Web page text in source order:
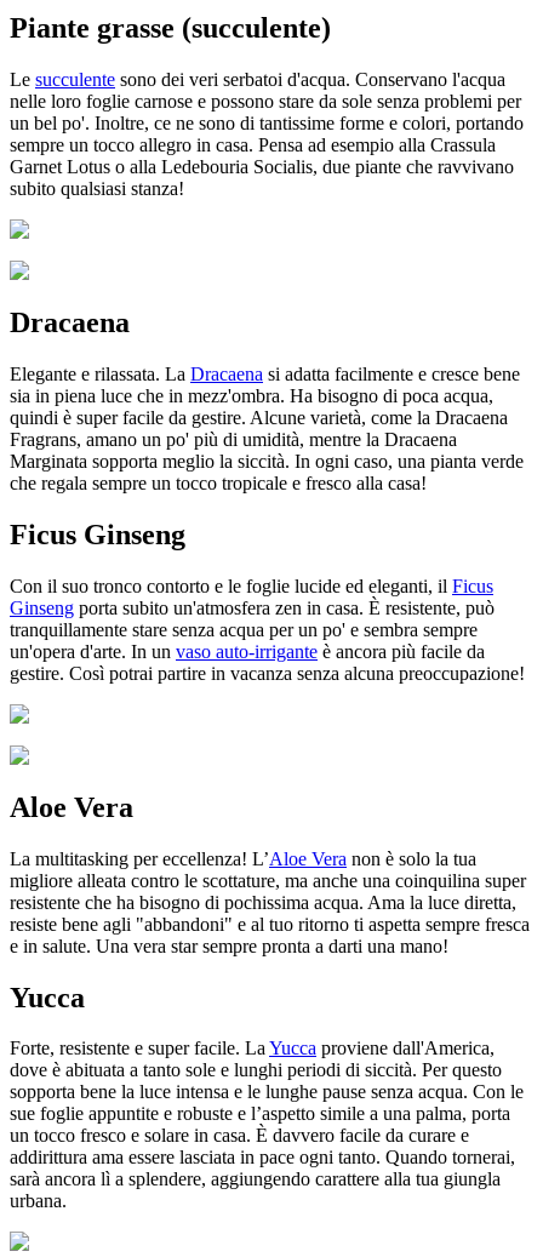
Piante grasse (succulente)
Le succulente sono dei veri serbatoi d'acqua. Conservano l'acqua
nelle loro foglie carnose e possono stare da sole senza problemi per
un bel po'. Inoltre, ce ne sono di tantissime forme e colori, portando
sempre un tocco allegro in casa. Pensa ad esempio alla Crassula
Garnet Lotus o alla Ledebouria Socialis, due piante che ravvivano
subito qualsiasi stanza!
Dracaena
Elegante e rilassata. La Dracaena si adatta facilmente e cresce bene
sia in piena luce che in mezz'ombra. Ha bisogno di poca acqua,
quindi è super facile da gestire. Alcune varietà, come la Dracaena
Fragrans, amano un po' più di umidità, mentre la Dracaena
Marginata sopporta meglio la siccità. In ogni caso, una pianta verde
che regala sempre un tocco tropicale e fresco alla casa!
Ficus Ginseng
Con il suo tronco contorto e le foglie lucide ed eleganti, il Ficus
Ginseng porta subito un'atmosfera zen in casa. È resistente, può
tranquillamente stare senza acqua per un po' e sembra sempre
un'opera d'arte. In un vaso auto-irrigante è ancora più facile da
gestire. Così potrai partire in vacanza senza alcuna preoccupazione!
Aloe Vera
La multitasking per eccellenza! L’Aloe Vera non è solo la tua
migliore alleata contro le scottature, ma anche una coinquilina super
resistente che ha bisogno di pochissima acqua. Ama la luce diretta,
resiste bene agli "abbandoni" e al tuo ritorno ti aspetta sempre fresca
e in salute. Una vera star sempre pronta a darti una mano!
Yucca
Forte, resistente e super facile. LaYucca proviene dall'America,
dove è abituata a tanto sole e lunghi periodi di siccità. Per questo
sopporta bene la luce intensa e le lunghe pause senza acqua. Con le
sue foglie appuntite e robuste e l’aspetto simile a una palma, porta
un tocco fresco e solare in casa. È davvero facile da curare e
addirittura ama essere lasciata in pace ogni tanto. Quando tornerai,
sarà ancora lì a splendere, aggiungendo carattere alla tua giungla
urbana.